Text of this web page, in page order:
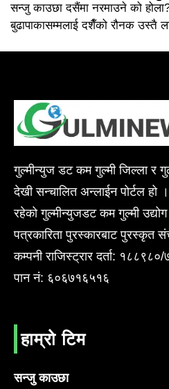
सन्जु काउछा दसैंमा नरमाउने को
बुढापाकासम्मलाई दशैँको रौनक उस्तै
गुल्मीन्युज डट कम गुल्मी जिल्ला र
देखी सन्चालित अन्लाईन पोर्टल
रहेको गुल्मीन्युजडट कम गुल्मी
पत्रकारिता पुरस्कारबाट पुरस्कृत
कम्पनी राजिस्ट्रार दर्ता:
पान नं: ६०६७१६५१६
हाम्रो टिम
सन्जु काउछा